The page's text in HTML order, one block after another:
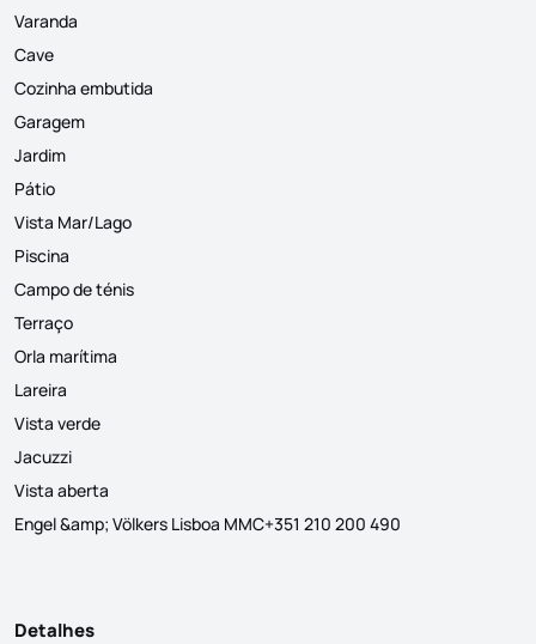
Varanda
Cave
Cozinha embutida
Garagem
Jardim
Pátio
Vista Mar/Lago
Piscina
Campo de ténis
Terraço
Orla marítima
Lareira
Vista verde
Jacuzzi
Vista aberta
Engel &amp; Völkers Lisboa MMC+351 210 200 490
Detalhes